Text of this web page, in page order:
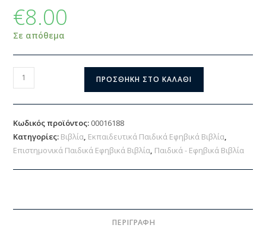
€8.00
Σε απόθεμα
ΠΡΟΣΘΉΚΗ ΣΤΟ ΚΑΛΆΘΙ
Κωδικός προϊόντος: 00016188
Κατηγορίες: Βιβλία, Εκπαιδευτικά Παιδικά Εφηβικά Βιβλία,
Επιστημονικά Παιδικά Εφηβικά Βιβλία, Παιδικά - Εφηβικά Βιβλία
ΠΕΡΙΓΡΑΦΉ